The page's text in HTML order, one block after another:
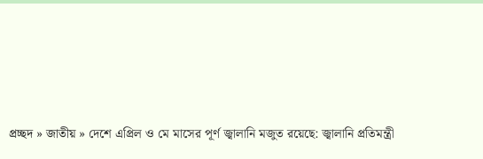
প্রচ্ছদ»জাতীয়» দেশে এপ্রিল ও মে মাসের পূর্ণ জ্বালানি মজুত রয়েছে: জ্বালানি প্রতিমন্ত্রী